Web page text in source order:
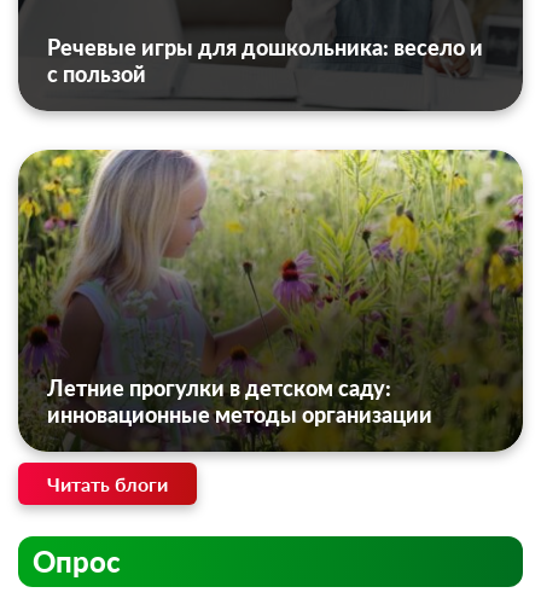
Речевые игры для дошкольника: весело и
с пользой
Летние прогулки в детском саду:
инновационные методы организации
Читать блоги
Опрос